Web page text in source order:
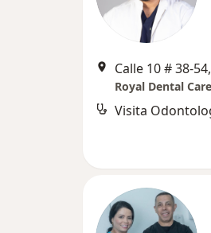
Calle 10 # 38-
Royal Dental Care
Visita